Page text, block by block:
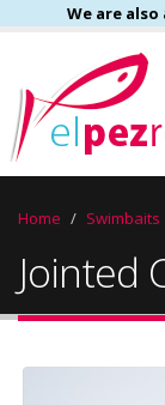
We are
Home Swimbaits
Jointed